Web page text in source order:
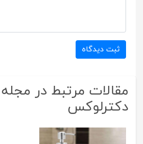
ثبت دیدگاه
مقالات مرتبط در
دکترلوکس